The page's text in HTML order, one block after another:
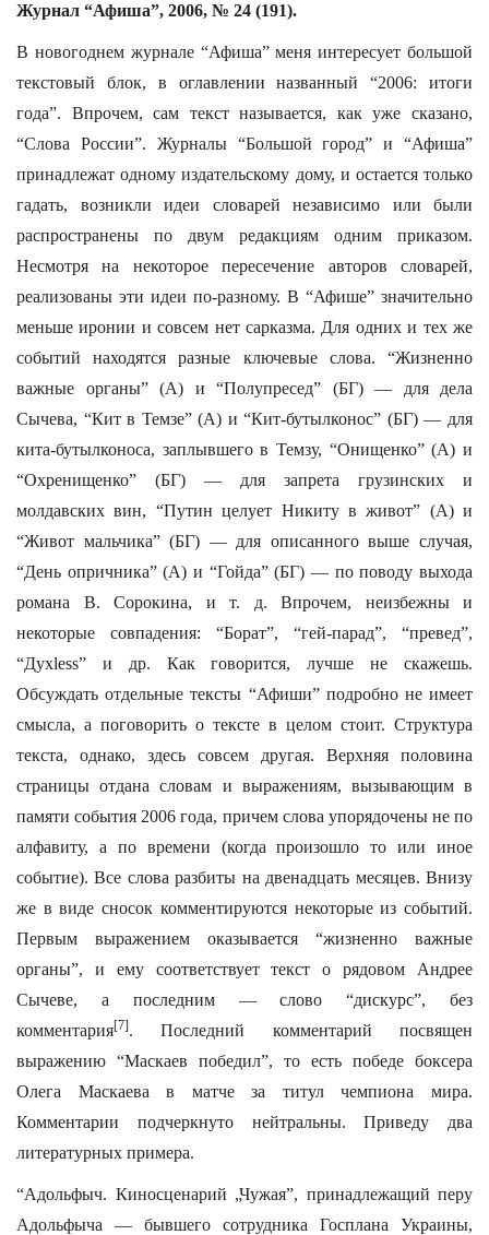
Журнал “Афиша”, 2006, № 24 (191).
В новогоднем журнале “Афиша” меня интересует большой
текстовый блок, в оглавлении названный “2006: итоги
года”. Впрочем, сам текст называется, как уже сказано,
“Слова России”. Журналы “Большой город” и “Афиша”
принадлежат одному издательскому дому, и остается только
гадать, возникли идеи словарей независимо или были
распространены по двум редакциям одним приказом.
Несмотря на некоторое пересечение авторов словарей,
реализованы эти идеи по-разному. В “Афише” значительно
меньше иронии и совсем нет сарказма. Для одних и тех же
событий находятся разные ключевые слова. “Жизненно
важные органы” (А) и “Полупресед” (БГ) — для дела
Сычева, “Кит в Темзе” (А) и “Кит-бутылконос” (БГ) — для
кита-бутылконоса, заплывшего в Темзу, “Онищенко” (А) и
“Охренищенко” (БГ) — для запрета грузинских и
молдавских вин, “Путин целует Никиту в живот” (А) и
“Живот мальчика” (БГ) — для описанного выше случая,
“День опричника” (А) и “Гойда” (БГ) — по поводу выхода
романа В. Сорокина, и т. д. Впрочем, неизбежны и
некоторые совпадения: “Борат”, “гей-парад”, “превед”,
“Духless” и др. Как говорится, лучше не скажешь.
Обсуждать отдельные тексты “Афиши” подробно не имеет
смысла, а поговорить о тексте в целом стоит. Структура
текста, однако, здесь совсем другая. Верхняя половина
страницы отдана словам и выражениям, вызывающим в
памяти события 2006 года, причем слова упорядочены не по
алфавиту, а по времени (когда произошло то или иное
событие). Все слова разбиты на двенадцать месяцев. Внизу
же в виде сносок комментируются некоторые из событий.
Первым выражением оказывается “жизненно важные
органы”, и ему соответствует текст о рядовом Андрее
Сычеве, а последним — слово “дискурс”, без
комментария[7]. Последний комментарий посвящен
выражению “Маскаев победил”, то есть победе боксера
Олега Маскаева в матче за титул чемпиона мира.
Комментарии подчеркнуто нейтральны. Приведу два
литературных примера.
“Адольфыч. Киносценарий „Чужая”, принадлежащий перу
Адольфыча — бывшего сотрудника Госплана Украины,